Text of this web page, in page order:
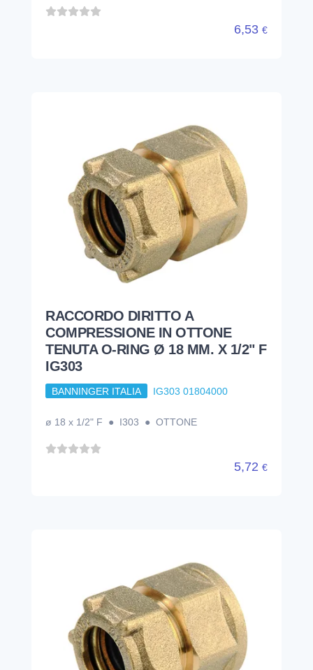
6,53 €
RACCORDO DIRITTO A
COMPRESSIONE IN OTTONE
TENUTA O-RING Ø 18 MM. X 1/2" F
IG303
BANNINGER ITALIA IG303 01804000
ø 18 x 1/2" F ● I303 ● OTTONE
5,72 €